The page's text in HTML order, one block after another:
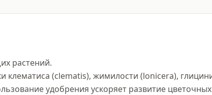
растений.
(clematis), жимилости (lonicera),
удобрения ускоряет развитие